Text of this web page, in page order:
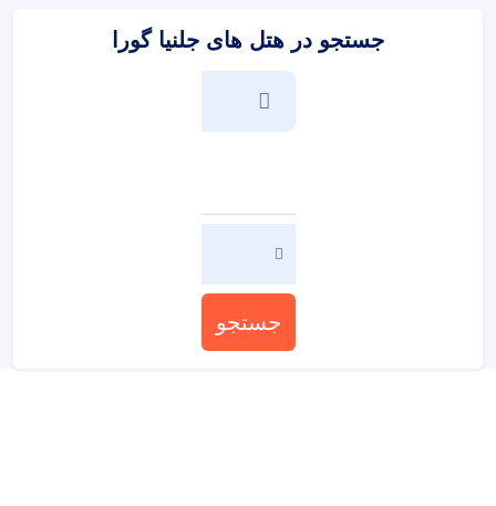
جستجو در هتل های جلنیا گورا
جستجو